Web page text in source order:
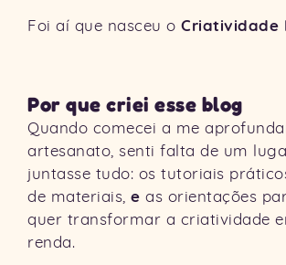
Foi aí que nasceu o Criatividade
Por que criei esse blog
Quando comecei a me
artesanato, senti falta de um
juntasse tudo: os tutoriais
de materiais, e as orientações
quer transformar a criatividade
renda.